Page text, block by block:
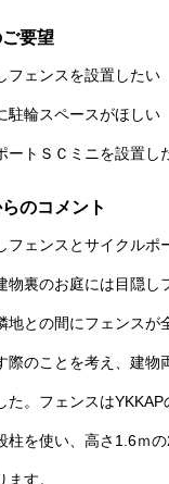
要望
フェンスを設置したい
駐輪スペースがほしい
トＳＣミニを設置し
のコメント
ンスとサイクルポー
物裏のお庭には目隠
地との間にフェンスが
際のことを考え、建物
た。フェンスは
柱を使い、高さ1.6ｍ
す。